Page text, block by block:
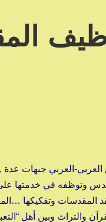
العربي جبهات عدة
وتوظفه في
المقدسات وتفكيكها
والتراث وبين أهل